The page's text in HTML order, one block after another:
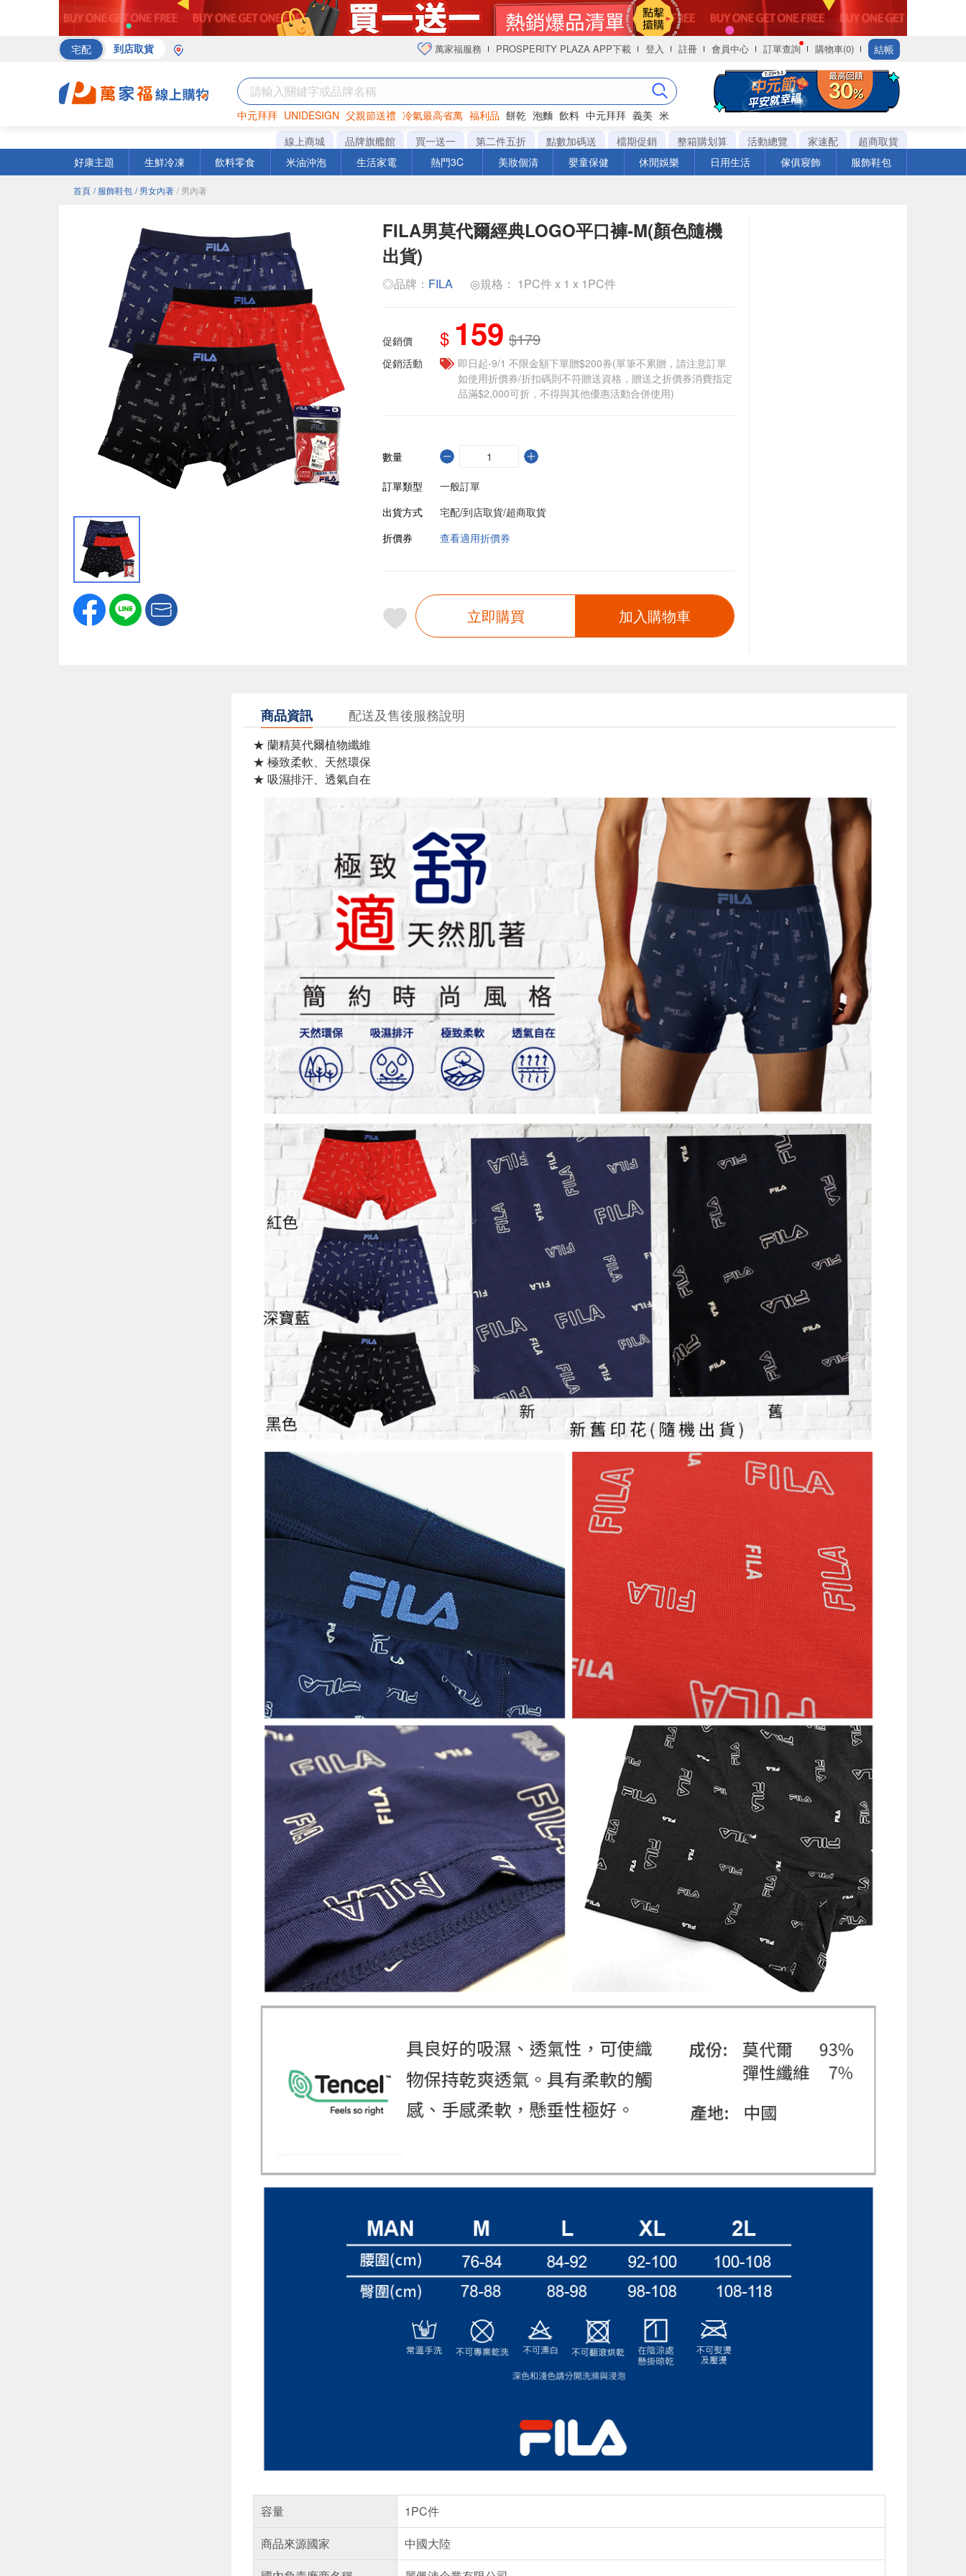
宅配 到店取貨 萬家福服務 PROSPERITY PLAZA APP下載 登入 註冊 會員中心 訂單查詢 購物車(0) 結帳
中元拜拜 UNIDESIGN 父親節送禮 冷氣最高省萬 福利品 餅乾 泡麵 飲料 中元拜拜 義美 米
巧克力 罐頭 衛生紙
線上商城 品牌旗艦館 買一送一 第二件五折 點數加碼送 檔期促銷 整箱購划算 活動總覽 家速配
超商取貨
好康主題
生鮮冷凍 飲料零食 米油沖泡 生活家電 熱門3C 美妝個清 嬰童保健 休閒娛樂 日用生活 傢俱寢飾 服飾鞋包
首頁 / 服飾鞋包 / 男女內著 / 男內著
FILA男莫代爾經典LOGO平口褲-M(顏色隨機
出貨)
◎品牌： FILA ◎規格： 1PC件 x 1 x 1PC件
促銷價 $ 159 $179
促銷活動
即日起-9/1 不限金額下單贈$200券(單筆不累贈，請注意訂單
如使用折價券/折扣碼則不符贈送資格，贈送之折價券消費指定
品滿$2,000可折，不得與其他優惠活動合併使用)
數量
訂單類型
一般訂單
出貨方式
宅配/到店取貨/超商取貨
折價券
查看適用折價券
立即購買 加入購物車
商品資訊 配送及售後服務說明
★ 蘭精莫代爾植物纖維
★ 極致柔軟、天然環保
★ 吸濕排汗、透氣自在
容量
1PC件
商品來源國家
中國大陸